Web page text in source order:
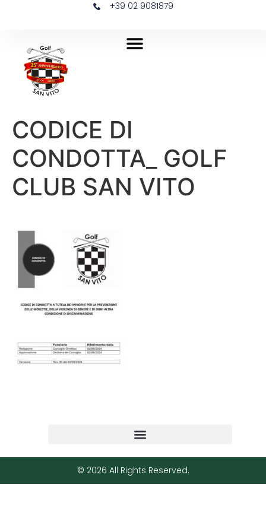
+39 02 9081879
CODICE DI
CONDOTTA_ GOLF
CLUB SAN VITO
© 2026 All Rights Reserved.